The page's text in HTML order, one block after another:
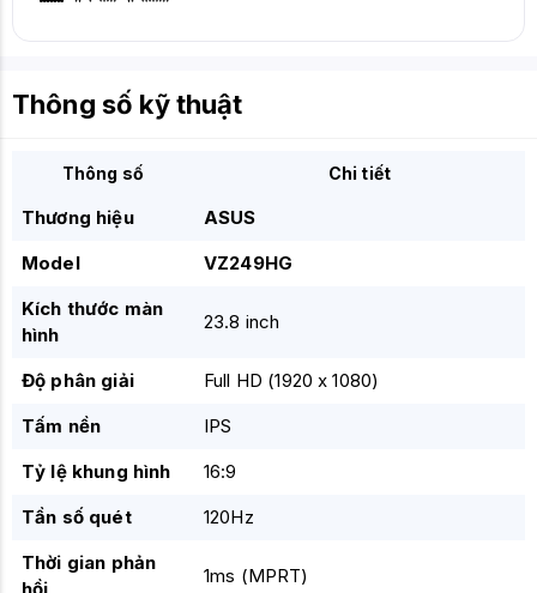
Thông số kỹ thuật
Thông số Chi tiết
Thương hiệu
ASUS
Model
VZ249HG
Kích thước màn
hình
23.8 inch
Độ phân giải
Full HD (1920 x 1080)
Tấm nền
IPS
Tỷ lệ khung hình
16:9
Tần số quét
120Hz
Thời gian phản
1ms (MPRT)